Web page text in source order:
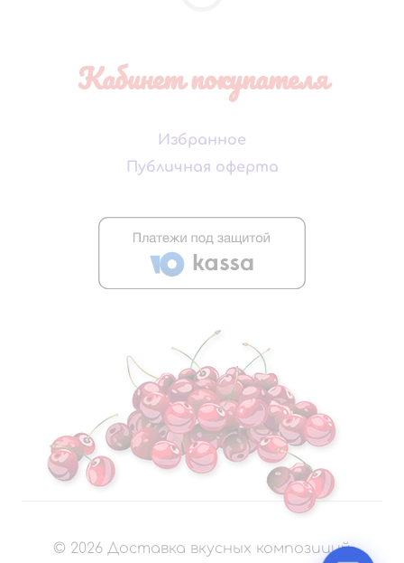
Кабинет покупателя
Избранное
Публичная оферта
© 2026 Доставка вкусных композиций